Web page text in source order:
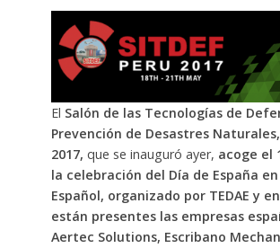
El Salón de las Tecnologías de
Prevención de Desastres Naturales,
2017, que se inauguró ayer, acoge el
la celebración del Día de España
Español, organizado por TEDAE y
están presentes las empresas
Aertec Solutions, Escribano